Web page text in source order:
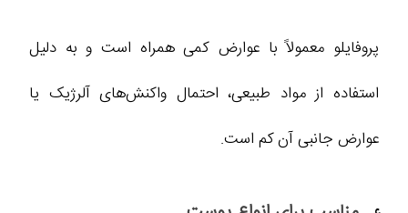
پروفایلو معمولاً با عوارض کمی همراه است و به دلیل
استفاده از مواد طبیعی، احتمال واکنش‌های آلرژیک یا
عوارض جانبی آن کم است.